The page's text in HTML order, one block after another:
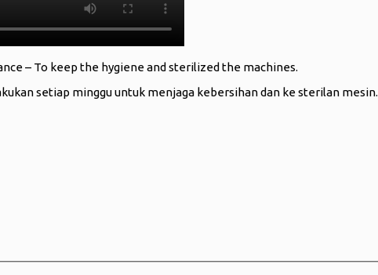
– To keep the hygiene and sterilized the machines.
setiap minggu untuk menjaga kebersihan dan ke sterilan mesin.